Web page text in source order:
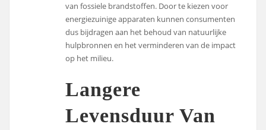
van fossiele brandstoffen. Door te kiezen voor
energiezuinige apparaten kunnen consumenten
dus bijdragen aan het behoud van natuurlijke
hulpbronnen en het verminderen van de impact
op het milieu.
Langere
Levensduur Van